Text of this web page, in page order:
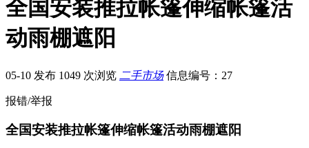
全国安装推拉帐篷伸缩帐篷活
动雨棚遮阳
05-10 发布 1049 次浏览 二手市场 信息编号：27
报错/举报
全国安装推拉帐篷伸缩帐篷活动雨棚遮阳